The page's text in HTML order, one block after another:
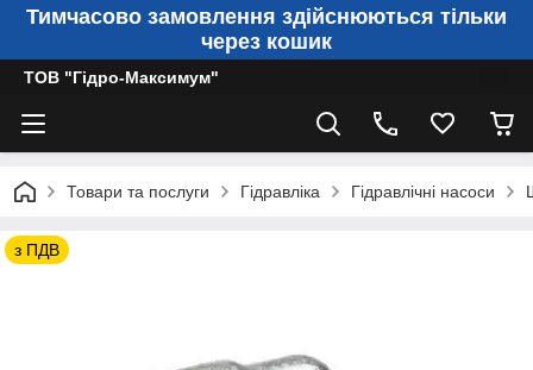
Тимчасово замовлення здійснюються тільки
через кошик
ТОВ "Гідро-Максимум"
Товари та послуги Гідравліка Гідравлічні насоси
з ПДВ